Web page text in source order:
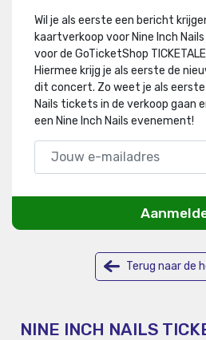
Wil je als eerste een bericht
kaartverkoop voor Nine Inch
voor de GoTicketShop
Hiermee krijg je als eerste de
dit concert. Zo weet je als
Nails tickets in de verkoop gaan
een Nine Inch Nails evenement!
Terug naar de
NINE INCH NAILS